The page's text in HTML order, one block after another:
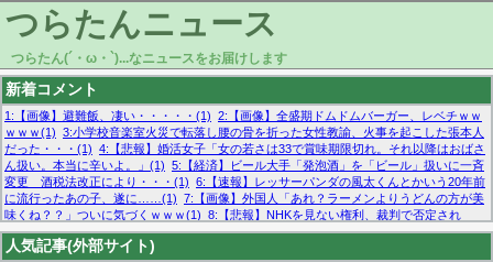
つらたんニュース
つらたん(´・ω・`)...なニュースをお届けします
新着コメント
1:【画像】避難飯、凄い・・・・・(1) 2:【画像】全盛期ドムドムバーガー、レベチｗｗ
ｗｗｗ(1) 3:小学校音楽室火災で転落し腰の骨を折った女性教諭、火事を起こした張本人
だった・・・(1) 4:【悲報】婚活女子「女の若さは33で賞味期限切れ。それ以降はおばさ
ん扱い。本当に辛いよ。」(1) 5:【経済】ビール大手「発泡酒」を「ビール」扱いに一斉
変更 酒税法改正により・・・(1) 6:【速報】レッサーパンダの風太くんとかいう20年前
に流行ったあの子、遂に……(1) 7:【画像】外国人「あれ？ラーメンよりうどんの方が美
味くね？？」ついに気づくｗｗｗ(1) 8:【悲報】NHKを見ない権利、裁判で否定され
る・・・(1) 9:欧州委員長「原発縮小は間違いでした」(1) 10:【悲報】日本企業の人手不
足、限界突破 52%「正社員も足りてません…」(1)
人気記事(外部サイト)